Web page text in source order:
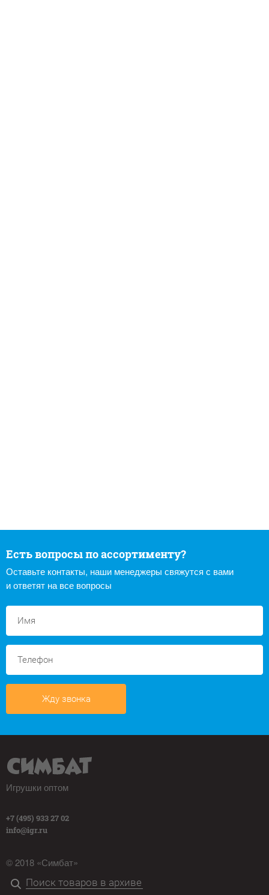
Есть вопросы по ассортименту?
Оставьте контакты, наши менеджеры свяжутся с вами
и ответят на все вопросы
Жду звонка
Игрушки оптом
+7 (495) 933 27 02
info@igr.ru
© 2018 «Симбат»